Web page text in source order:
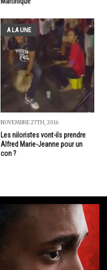
A LA UNE
NOVEMBRE 27TH, 2016
Les niloristes vont-ils prendre
Alfred Marie-Jeanne pour un
con ?